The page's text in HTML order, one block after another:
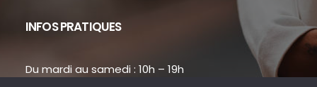
INFOS PRATIQUES
Du mardi au samedi : 10h – 19h